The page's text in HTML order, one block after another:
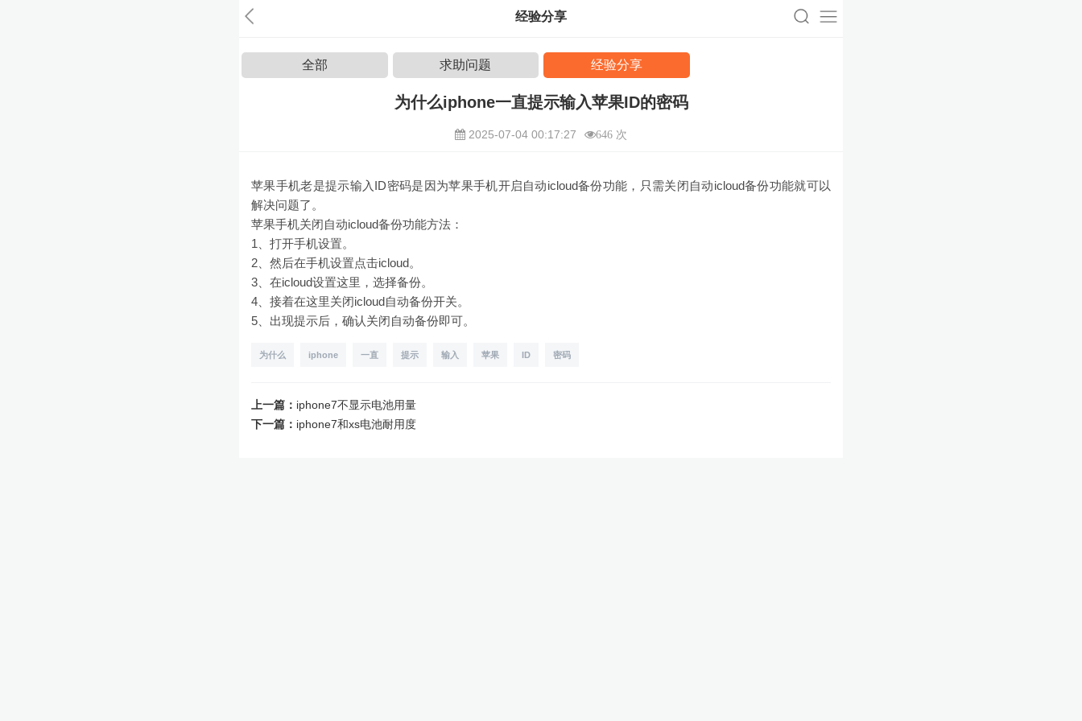
经验分享
全部 求助问题 经验分享
为什么iphone一直提示输入苹果ID的密码
2025-07-04 00:17:27 646 次
苹果手机老是提示输入ID密码是因为苹果手机开启自动icloud备份功能，只需关闭自动icloud备份功能就可以
解决问题了。
苹果手机关闭自动icloud备份功能方法：
1、打开手机设置。
2、然后在手机设置点击icloud。
3、在icloud设置这里，选择备份。
4、接着在这里关闭icloud自动备份开关。
5、出现提示后，确认关闭自动备份即可。
为什么 iphone 一直 提示 输入 苹果 ID 密码
上一篇： iphone7不显示电池用量
下一篇： iphone7和xs电池耐用度